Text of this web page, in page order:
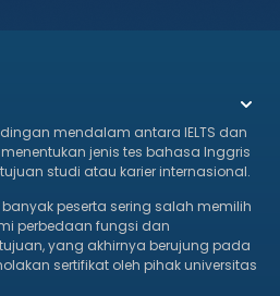
mendalam antara IELTS dan
jenis tes bahasa Inggris
studi atau karier internasional.
peserta sering salah memilih
perbedaan fungsi dan
yang akhirnya berujung pada
sertifikat oleh pihak universitas